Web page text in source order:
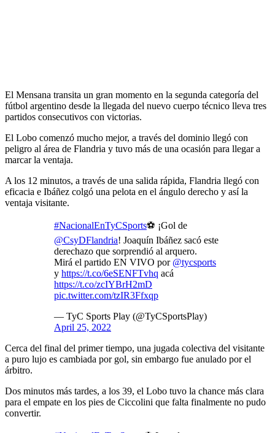
El Mensana transita un gran momento en la segunda categoría del
fútbol argentino desde la llegada del nuevo cuerpo técnico lleva tres
partidos consecutivos con victorias.
El Lobo comenzó mucho mejor, a través del dominio llegó con
peligro al área de Flandria y tuvo más de una ocasión para llegar a
marcar la ventaja.
A los 12 minutos, a través de una salida rápida, Flandria llegó con
eficacia e Ibáñez colgó una pelota en el ángulo derecho y así la
ventaja visitante.
#NacionalEnTyCSports⚽ ¡Gol de
@CsyDFlandria! Joaquín Ibáñez sacó este
derechazo que sorprendió al arquero.
Mirá el partido EN VIVO por @tycsports
y https://t.co/6eSENFTvhq acá
https://t.co/zcIYBrH2mD
pic.twitter.com/tzIR3Ffxqp
— TyC Sports Play (@TyCSportsPlay)
April 25, 2022
Cerca del final del primer tiempo, una jugada colectiva del visitante
a puro lujo es cambiada por gol, sin embargo fue anulado por el
árbitro.
Dos minutos más tardes, a los 39, el Lobo tuvo la chance más clara
para el empate en los pies de Ciccolini que falta finalmente no pudo
convertir.